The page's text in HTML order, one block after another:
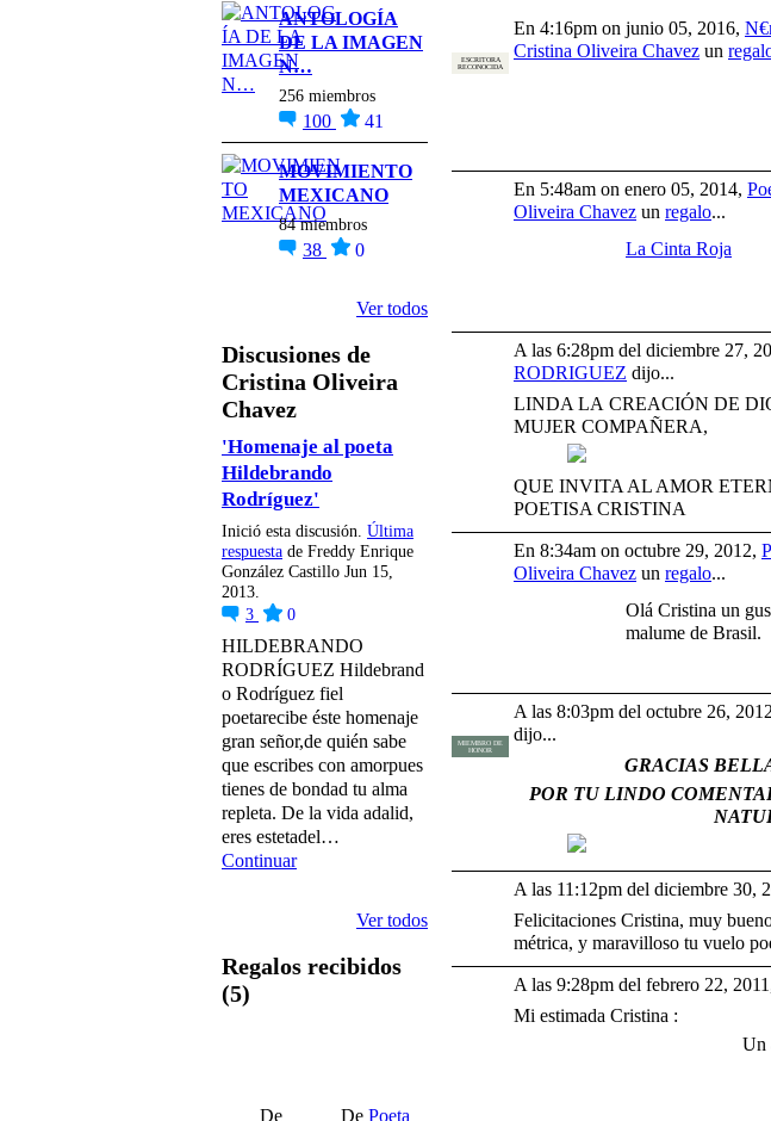
ANTOLOGÍA
DE LA IMAGEN
N…
256 miembros
100 41
MOVIMIENTO
MEXICANO
84 miembros
38 0
Ver todos
Discusiones de
Cristina Oliveira
Chavez
'Homenaje al poeta
Hildebrando
Rodríguez'
Inició esta discusión. Última
respuesta de Freddy Enrique
González Castillo Jun 15,
2013.
3
0
HILDEBRANDO
RODRÍGUEZ Hildebrand
o Rodríguez fiel
poetarecibe éste homenaje
gran señor,de quién sabe
que escribes con amorpues
tienes de bondad tu alma
repleta. De la vida adalid,
eres estetadel…
Continuar
Ver todos
Regalos recibidos
(5)
De De Poeta
En 4:16pm on junio 05, 2016,
Cristina Oliveira Chavez un
ESCRITORA
RECONOCIDA
En 5:48am on enero 05, 2014,
Oliveira Chavez un regalo...
La Cinta Roja
A las 6:28pm del diciembre 27,
RODRIGUEZ dijo...
LINDA LA CREACIÓN DE
MUJER COMPAÑERA,
QUE INVITA AL AMOR
POETISA CRISTINA
En 8:34am on octubre 29, 2012,
Oliveira Chavez un regalo...
Olá Cristina un
malume de Brasil.
A las 8:03pm del octubre 26,
MIEMBRO DE
HONOR
dijo...
GRACIAS
POR TU LINDO
A las 11:12pm del diciembre 30,
Felicitaciones Cristina, muy
métrica, y maravilloso tu vuelo
A las 9:28pm del febrero 22,
Mi estimada Cristina :
Un abrazo desde